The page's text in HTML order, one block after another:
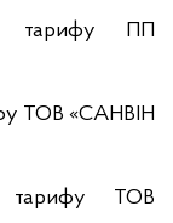
тарифу ПП
ТОВ «САНВІН
тарифу ТОВ